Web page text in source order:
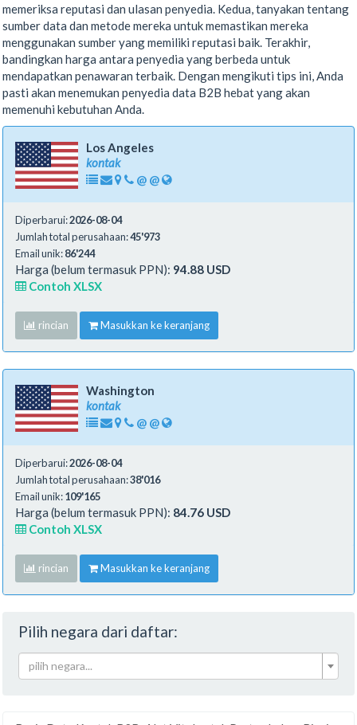
memeriksa reputasi dan ulasan penyedia. Kedua, tanyakan tentang
sumber data dan metode mereka untuk memastikan mereka
menggunakan sumber yang memiliki reputasi baik. Terakhir,
bandingkan harga antara penyedia yang berbeda untuk
mendapatkan penawaran terbaik. Dengan mengikuti tips ini, Anda
pasti akan menemukan penyedia data B2B hebat yang akan
memenuhi kebutuhan Anda.
Los Angeles
kontak
@ @
Diperbarui:2026-08-04
Jumlah total perusahaan:45'973
Email unik:86'244
Harga (belum termasuk PPN): 94.88 USD
Contoh XLSX
rincian Masukkan ke keranjang
Washington
kontak
@ @
Diperbarui:2026-08-04
Jumlah total perusahaan:38'016
Email unik:109'165
Harga (belum termasuk PPN): 84.76 USD
Contoh XLSX
rincian Masukkan ke keranjang
Pilih negara dari daftar:
pilih negara...